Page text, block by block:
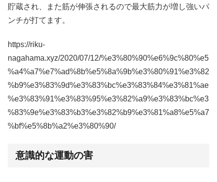
貯蔵され、また筋が伸張されるので最大筋力が増し強いパ
ンチが打てます。
https://riku-
nagahama.xyz/2020/07/12/%e3%80%90%e6%9c%80%e5
%a4%a7%e7%ad%8b%e5%8a%9b%e3%80%91%e3%82
%b9%e3%83%9d%e3%83%bc%e3%83%84%e3%81%ae
%e3%83%91%e3%83%95%e3%82%a9%e3%83%bc%e3
%83%9e%e3%83%b3%e3%82%b9%e3%81%a8%e5%a7
%bf%e5%8b%a2%e3%80%90/
意識的な運動の害